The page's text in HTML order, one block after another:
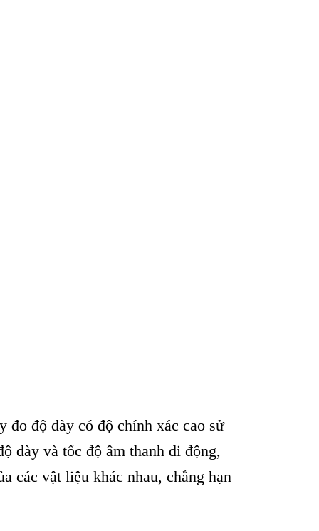
đo độ dày có độ chính xác cao sử
ộ dày và tốc độ âm thanh di động,
các vật liệu khác nhau, chẳng hạn